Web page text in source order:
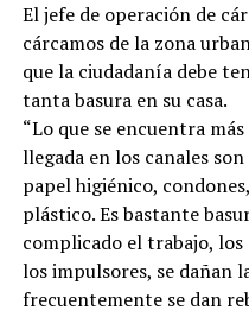
El jefe de operación de
cárcamos de la zona
que la ciudadanía debe
tanta basura en su casa.
“Lo que se encuentra
llegada en los canales
papel higiénico,
plástico. Es bastante
complicado el trabajo, los
los impulsores, se dañan
frecuentemente se dan